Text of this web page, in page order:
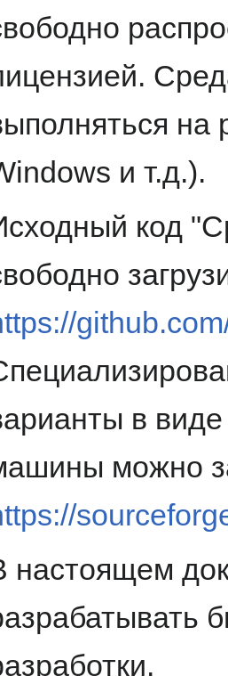
на
и т.д.).
код
в
можно
настоящем